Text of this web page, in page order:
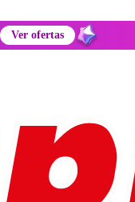
Ver ofertas